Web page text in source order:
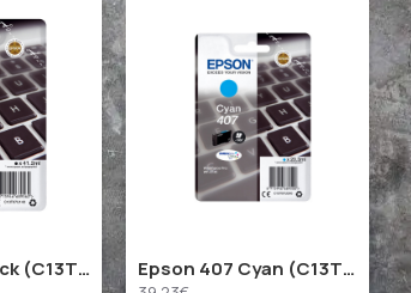
Epson 407 Black (C13T07U140) (EPST07U140) Epson 407 Cyan (C13T07U240) (EPST07U240)